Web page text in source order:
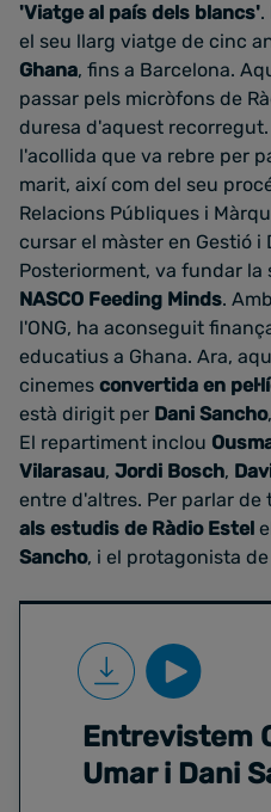
'Viatge al país dels blancs'.
el seu llarg viatge de cinc
Ghana, fins a Barcelona.
passar pels micròfons de
duresa d'aquest
l'acollida que va rebre per
marit, així com del seu
Relacions Públiques i
cursar el màster en Gestió i
Posteriorment, va fundar la
NASCO Feeding Minds.
l'ONG, ha aconseguit
educatius a Ghana. Ara,
cinemes convertida en
està dirigit per Dani Sancho
El repartiment inclou
Vilarasau, Jordi Bosch,
entre d'altres. Per parlar de
als estudis de Ràdio Estel
Sancho, i el protagonista
Entrevistem
Umar i Dani